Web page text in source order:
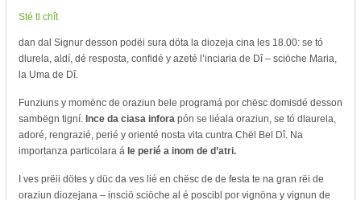
Sté tl chît
dan dal Signur desson podëi sura döta la diozeja cina les 18.00: se tó
dlurela, aldí, dé resposta, confidé y azeté l’inciaria de Dî – sciöche Maria,
la Uma de Dî.
Funziuns y momënc de oraziun bele programá por chësc domisdé desson
sambëgn tigní. Ince da ciasa infora pón se liéala oraziun, se tó dlaurela,
adoré, rengrazié, perié y orienté nosta vita cuntra Chël Bel Dî. Na
importanza particolara á le perié a inom de d’atri.
I ves prëii dötes y düc da ves lié en chësc de de festa te na gran rëi de
oraziun diozejana – insciö sciöche al é poscibl por vignöna y vignun de